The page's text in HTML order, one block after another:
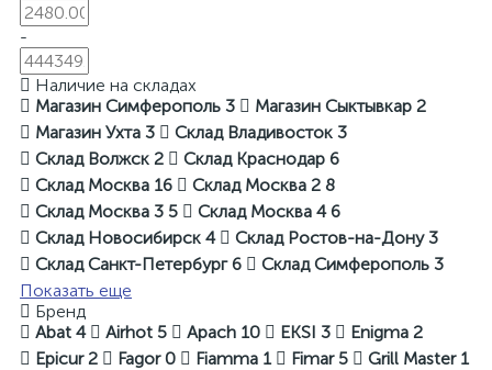
-
Наличие на складах
Магазин Симферополь 3 Магазин Сыктывкар 2
Магазин Ухта 3 Склад Владивосток 3
Склад Волжск 2 Склад Краснодар 6
Склад Москва 16 Склад Москва 2 8
Склад Москва 3 5 Склад Москва 46
Склад Новосибирск 4 Склад Ростов-на-Дону3
Склад Санкт-Петербург6 Склад Симферополь 3
Показать еще
Бренд
Abat 4 Airhot 5 Apach 10 EKSI 3 Enigma 2
Epicur2 Fagor0 Fiamma 1 Fimar 5 Grill Master 1